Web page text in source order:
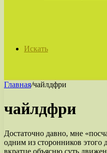
Искать
Главная/чайлдфри
чайлдфри
Достаточно давно, мне
одним из сторонников этого
вкратце объясню суть